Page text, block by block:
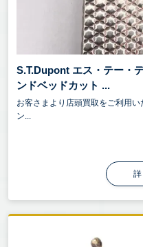
S.T.Dupont エス・テー・
ンドベッドカット ...
お客さまより店頭買取をご利用
ン...
詳